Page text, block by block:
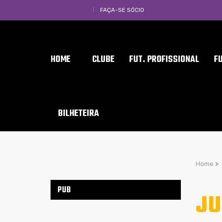
FAÇA-SE SÓCIO
HOME CLUBE FUT. PROFISSIONAL
BILHETEIRA
Home >
PUB